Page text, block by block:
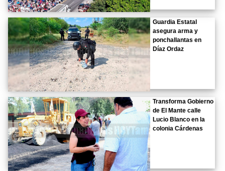
Guardia Estatal
asegura arma y
ponchallantas en
Díaz Ordaz
Transforma Gobierno
de El Mante calle
Lucio Blanco en la
colonia Cárdenas